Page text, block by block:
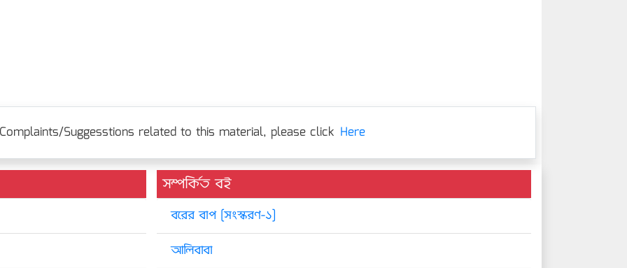
Suggesstions related to this material, please click Here
সম্পর্কিত বই
বরের বাপ [সংস্করণ-১]
আলিবাবা